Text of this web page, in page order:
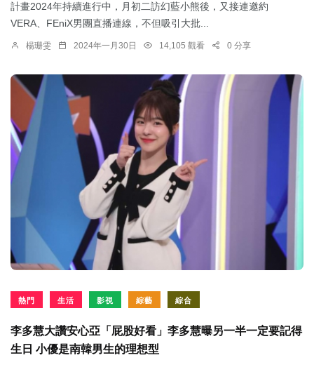
計畫2024年持續進行中，月初二訪幻藍小熊後，又接連邀約
VERA、FEniX男團直播連線，不但吸引大批...
楊珊雯 2024年一月30日 14,105 觀看 0 分享
熱門 生活 影視 綜藝 綜合
李多慧大讚安心亞「屁股好看」李多慧曝另一半一定要記得
生日 小優是南韓男生的理想型